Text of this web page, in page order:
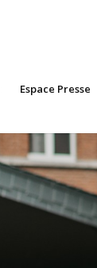
Espace Presse